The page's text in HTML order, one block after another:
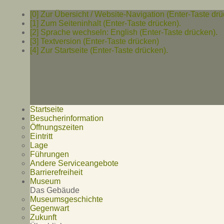
[0] Zur Übersicht / Website-Navigation (Enter-Taste
[1] Zum Seiteninhalt (Enter-Taste drücken).
[2] Sprache wechseln: English (Enter-Taste drücken).
[3] Textversion (Enter-Taste drücken)
[4] Zur Startseite (Enter-Taste drücken).
Startseite
Besucherinformation
Öffnungszeiten
Eintritt
Lage
Führungen
Andere Serviceangebote
Barrierefreiheit
Museum
Das Gebäude
Museumsgeschichte
Gegenwart
Zukunft